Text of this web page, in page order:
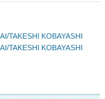
TAKESHI KOBAYASHI
TAKESHI KOBAYASHI